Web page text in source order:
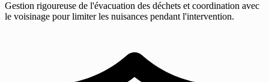
Gestion rigoureuse de l'évacuation des déchets et coordination avec
le voisinage pour limiter les nuisances pendant l'intervention.